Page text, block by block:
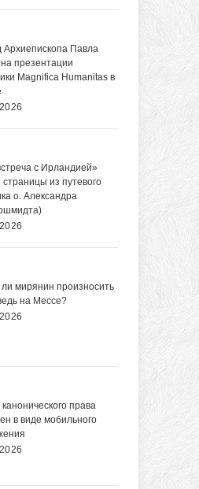
Архиепископа Павла
презентации
Magnifica Нumanitas в
с Ирландией»
из путевого
о. Александра
мирянин произносить
на Мессе?
канонического права
в виде мобильного